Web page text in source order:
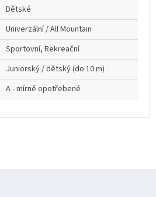
Dětské
Univerzální / All Mountain
Sportovní, Rekreační
Juniorský / dětský (do 10 m)
A - mírně opotřebené